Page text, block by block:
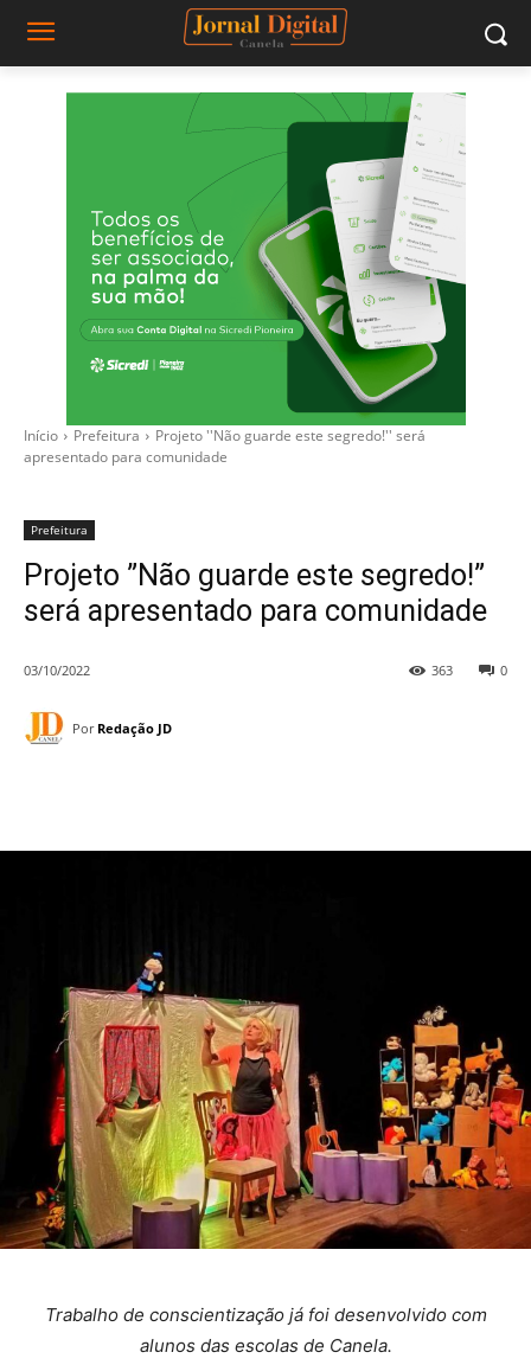
Início Prefeitura
Projeto ''Não guarde este segredo!'' será
apresentado para comunidade
Prefeitura
Projeto ”Não guarde este segredo!”
será apresentado para comunidade
03/10/2022 0
363
Por Redação JD
Trabalho de conscientização já foi desenvolvido com
alunos das escolas de Canela.